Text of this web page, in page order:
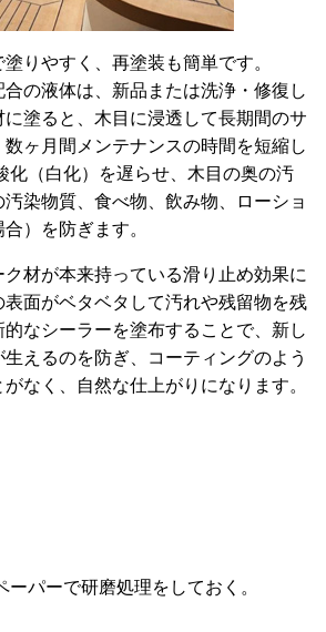
りやすく、再塗装も簡単です。
の液体は、新品または洗浄・修復し
塗ると、木目に浸透して長期間のサ
ヶ月間メンテナンスの時間を短縮し
化（白化）を遅らせ、木目の奥の汚
染物質、食べ物、飲み物、ローショ
）を防ぎます。
材が本来持っている滑り止め効果に
面がベタベタして汚れや残留物を残
的なシーラーを塗布することで、新し
えるのを防ぎ、コーティングのよう
なく、自然な仕上がりになります。
ーパーで研磨処理をしておく。